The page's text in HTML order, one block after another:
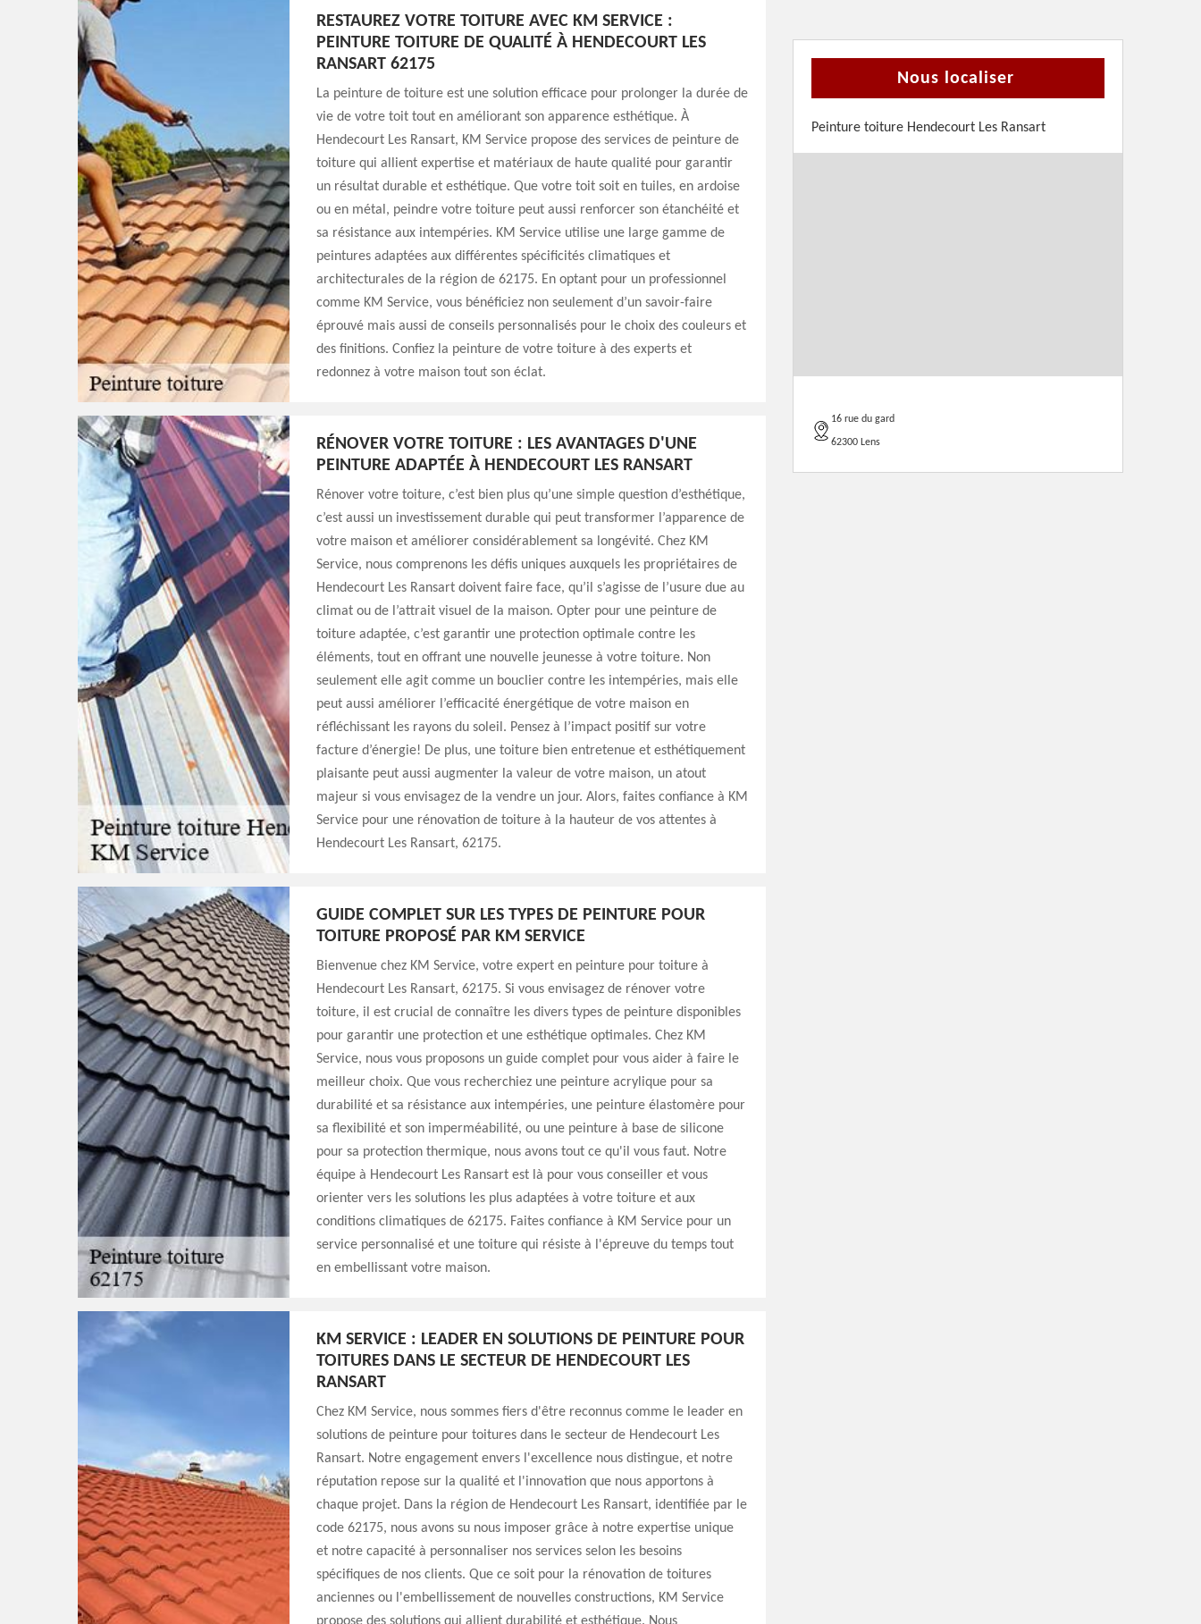
RESTAUREZ VOTRE TOITURE AVEC KM SERVICE :
PEINTURE TOITURE DE QUALITÉ À HENDECOURT LES
RANSART 62175
La peinture de toiture est une solution efficace pour prolonger la durée de
vie de votre toit tout en améliorant son apparence esthétique. À
Hendecourt Les Ransart, KM Service propose des services de peinture de
toiture qui allient expertise et matériaux de haute qualité pour garantir
un résultat durable et esthétique. Que votre toit soit en tuiles, en ardoise
ou en métal, peindre votre toiture peut aussi renforcer son étanchéité et
sa résistance aux intempéries. KM Service utilise une large gamme de
peintures adaptées aux différentes spécificités climatiques et
architecturales de la région de 62175. En optant pour un professionnel
comme KM Service, vous bénéficiez non seulement d’un savoir-faire
éprouvé mais aussi de conseils personnalisés pour le choix des couleurs et
des finitions. Confiez la peinture de votre toiture à des experts et
redonnez à votre maison tout son éclat.
RÉNOVER VOTRE TOITURE : LES AVANTAGES D'UNE
PEINTURE ADAPTÉE À HENDECOURT LES RANSART
Rénover votre toiture, c’est bien plus qu’une simple question d’esthétique,
c’est aussi un investissement durable qui peut transformer l’apparence de
votre maison et améliorer considérablement sa longévité. Chez KM
Service, nous comprenons les défis uniques auxquels les propriétaires de
Hendecourt Les Ransart doivent faire face, qu’il s’agisse de l’usure due au
climat ou de l’attrait visuel de la maison. Opter pour une peinture de
toiture adaptée, c’est garantir une protection optimale contre les
éléments, tout en offrant une nouvelle jeunesse à votre toiture. Non
seulement elle agit comme un bouclier contre les intempéries, mais elle
peut aussi améliorer l’efficacité énergétique de votre maison en
réfléchissant les rayons du soleil. Pensez à l’impact positif sur votre
facture d’énergie! De plus, une toiture bien entretenue et esthétiquement
plaisante peut aussi augmenter la valeur de votre maison, un atout
majeur si vous envisagez de la vendre un jour. Alors, faites confiance à KM
Service pour une rénovation de toiture à la hauteur de vos attentes à
Hendecourt Les Ransart, 62175.
GUIDE COMPLET SUR LES TYPES DE PEINTURE POUR
TOITURE PROPOSÉ PAR KM SERVICE
Bienvenue chez KM Service, votre expert en peinture pour toiture à
Hendecourt Les Ransart, 62175. Si vous envisagez de rénover votre
toiture, il est crucial de connaître les divers types de peinture disponibles
pour garantir une protection et une esthétique optimales. Chez KM
Service, nous vous proposons un guide complet pour vous aider à faire le
meilleur choix. Que vous recherchiez une peinture acrylique pour sa
durabilité et sa résistance aux intempéries, une peinture élastomère pour
sa flexibilité et son imperméabilité, ou une peinture à base de silicone
pour sa protection thermique, nous avons tout ce qu'il vous faut. Notre
équipe à Hendecourt Les Ransart est là pour vous conseiller et vous
orienter vers les solutions les plus adaptées à votre toiture et aux
conditions climatiques de 62175. Faites confiance à KM Service pour un
service personnalisé et une toiture qui résiste à l'épreuve du temps tout
en embellissant votre maison.
KM SERVICE : LEADER EN SOLUTIONS DE PEINTURE POUR
TOITURES DANS LE SECTEUR DE HENDECOURT LES
RANSART
Chez KM Service, nous sommes fiers d'être reconnus comme le leader en
solutions de peinture pour toitures dans le secteur de Hendecourt Les
Ransart. Notre engagement envers l'excellence nous distingue, et notre
réputation repose sur la qualité et l'innovation que nous apportons à
chaque projet. Dans la région de Hendecourt Les Ransart, identifiée par le
code 62175, nous avons su nous imposer grâce à notre expertise unique
et notre capacité à personnaliser nos services selon les besoins
spécifiques de nos clients. Que ce soit pour la rénovation de toitures
anciennes ou l'embellissement de nouvelles constructions, KM Service
Nous localiser
Peinture toiture Hendecourt Les Ransart
16 rue du gard
62300 Lens